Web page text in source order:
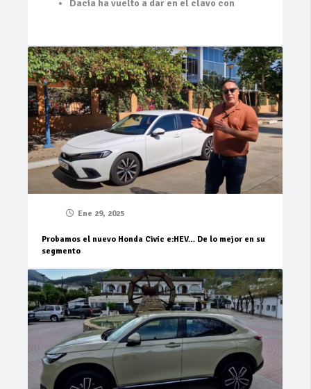
Dacia ha vuelto a dar en el clavo con
Ene 29, 2025
Probamos el nuevo Honda Civic e:HEV… De lo mejor en su
segmento